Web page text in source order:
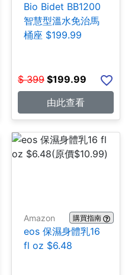
Bio Bidet BB1200
智慧型溫水免治馬
桶座 $199.99
$ 399 $199.99
由此查看
Amazon 購買指南
eos 保濕身體乳16
fl oz $6.48